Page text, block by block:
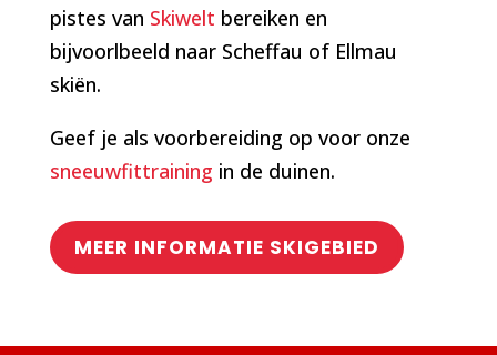
pistes van Skiwelt bereiken en
bijvoorlbeeld naar Scheffau of Ellmau
skiën.
Geef je als voorbereiding op voor onze
sneeuwfittraining in de duinen.
MEER INFORMATIE SKIGEBIED